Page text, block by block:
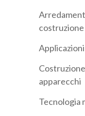
apparecchi
Tecnologia